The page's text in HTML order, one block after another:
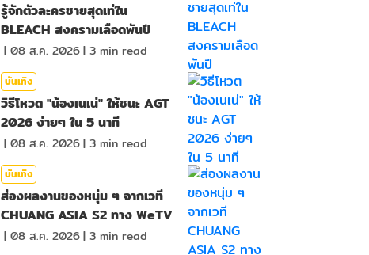
รู้จักตัวละครชายสุดเท่ใน
BLEACH สงครามเลือดพันปี
| 08 ส.ค. 2026| 3 min read
บันเทิง
วิธีโหวต "น้องเนเน่" ให้ชนะ AGT
2026 ง่ายๆ ใน 5 นาที
| 08 ส.ค. 2026| 3 min read
บันเทิง
ส่องผลงานของหนุ่ม ๆ จากเวที
CHUANG ASIA S2 ทาง WeTV
| 08 ส.ค. 2026| 3 min read